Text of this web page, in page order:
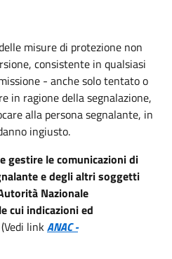
misure di protezione non
consistente in qualsiasi
- anche solo tentato o
in ragione della segnalazione,
alla persona segnalante, in
ingiusto.
gestire le comunicazioni di
e degli altri soggetti
Nazionale
cui indicazioni ed
(Vedi linkANAC -